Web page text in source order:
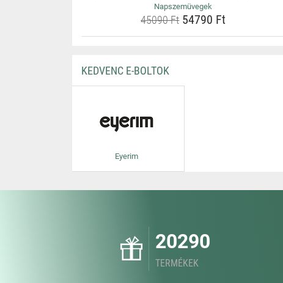
Napszemüvegek
45090 Ft54790 Ft
KEDVENC E-BOLTOK
Eyerim
20290
TERMÉKEK